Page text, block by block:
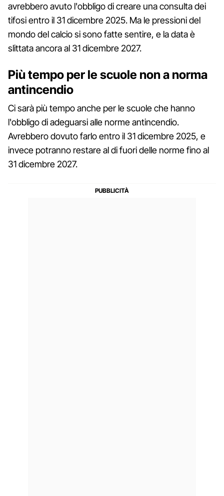
avrebbero avuto l'obbligo di creare una consulta dei
tifosi entro il 31 dicembre 2025. Ma le pressioni del
mondo del calcio si sono fatte sentire, e la data è
slittata ancora al 31 dicembre 2027.
Più tempo per le scuole non a norma
antincendio
Ci sarà più tempo anche per le scuole che hanno
l'obbligo di adeguarsi alle norme antincendio.
Avrebbero dovuto farlo entro il 31 dicembre 2025, e
invece potranno restare al di fuori delle norme fino al
31 dicembre 2027.